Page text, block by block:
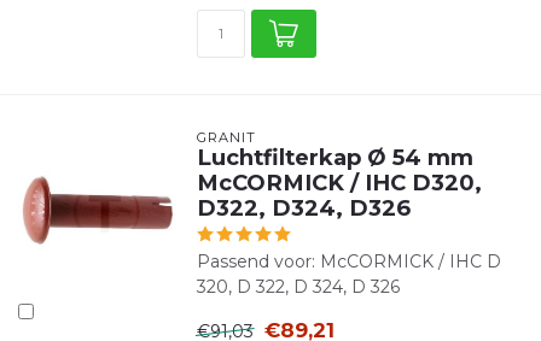
GRANIT
Luchtfilterkap Ø 54 mm
McCORMICK / IHC D320,
D322, D324, D326
Passend voor: McCORMICK / IHC D
320, D 322, D 324, D 326
€91,03 €89,21